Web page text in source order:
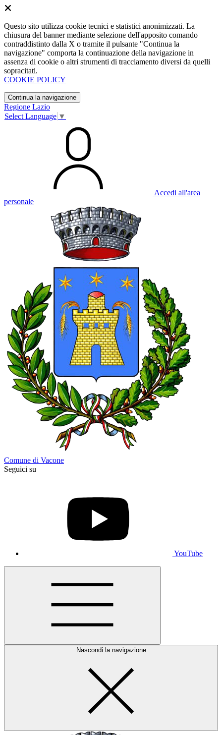
Questo sito utilizza cookie tecnici e statistici anonimizzati. La
chiusura del banner mediante selezione dell'apposito comando
contraddistinto dalla X o tramite il pulsante "Continua la
navigazione" comporta la continuazione della navigazione in
assenza di cookie o altri strumenti di tracciamento diversi da quelli
sopracitati.
COOKIE POLICY
Continua la navigazione
Regione Lazio
Select Language ▼
Accedi all'area
personale
Comune di Vacone
Seguici su
YouTube
Nascondi la navigazione